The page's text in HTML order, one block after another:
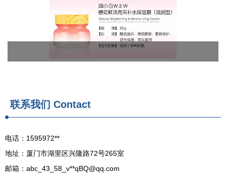
联系我们 Contact
电话：1595972**
地址：厦门市湖里区兴隆路72号265室
邮箱：abc_43_58_v**qBQ@qq.com